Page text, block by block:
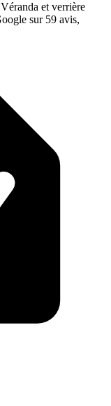
et verrière
sur 59 avis,